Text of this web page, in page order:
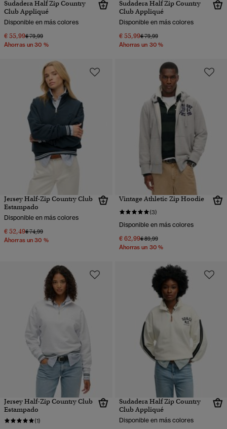
Sudadera Half Zip Country
Club Appliqué
Disponible en más colores
€ 55,99Precio rebajado de
€ 79,99a
Ahorras un 30 %
Sudadera Half Zip Country
Club Appliqué
Disponible en más colores
€ 55,99Precio rebajado de
€ 79,99a
Ahorras un 30 %
Jersey Half-Zip Country Club
Estampado
Disponible en más colores
€ 52,49Precio rebajado de
€ 74,99a
Ahorras un 30 %
Vintage Athletic Zip Hoodie
(3)
Disponible en más colores
€ 62,99Precio rebajado de
€ 89,99a
Ahorras un 30 %
Jersey Half-Zip Country Club
Estampado
(1)
Sudadera Half Zip Country
Club Appliqué
Disponible en más colores